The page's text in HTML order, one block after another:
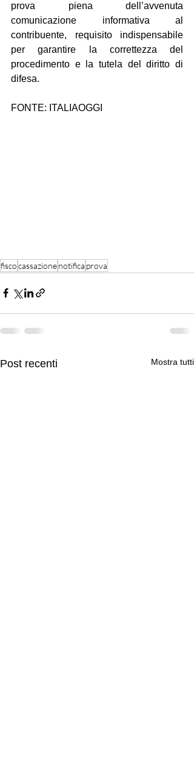
prova piena dell’avvenuta
comunicazione informativa al
contribuente, requisito indispensabile
per garantire la correttezza del
procedimento e la tutela del diritto di
difesa.
FONTE: ITALIAOGGI
fiscocassazionenotifica prova
Post recenti Mostra tutti